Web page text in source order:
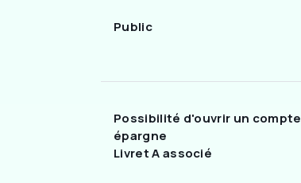
Public
Possibilité d'ouvrir un compte
épargne
Livret A associé